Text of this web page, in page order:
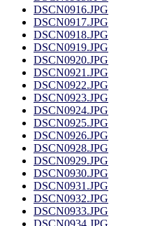
DSCN0916.JPG
DSCN0917.JPG
DSCN0918.JPG
DSCN0919.JPG
DSCN0920.JPG
DSCN0921.JPG
DSCN0922.JPG
DSCN0923.JPG
DSCN0924.JPG
DSCN0925.JPG
DSCN0926.JPG
DSCN0928.JPG
DSCN0929.JPG
DSCN0930.JPG
DSCN0931.JPG
DSCN0932.JPG
DSCN0933.JPG
DSCN0934.JPG